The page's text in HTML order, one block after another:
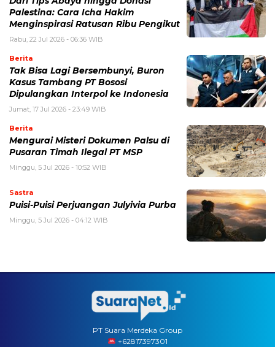
Palestina: Cara Icha Hakim
Menginspirasi Ratusan Ribu Pengikut
Rabu, 22 Jul 2026 - 06:36 WIB
Berita
Tak Bisa Lagi Bersembunyi, Buron
Kasus Tambang PT Bososi
Dipulangkan Interpol ke Indonesia
Jumat, 17 Jul 2026 - 23:49 WIB
Berita
Mengurai Misteri Dokumen Palsu di
Pusaran Timah Ilegal PT MSP
Minggu, 5 Jul 2026 - 10:52 WIB
Sastra
Puisi-Puisi Perjuangan Julyivia Purba
Minggu, 5 Jul 2026 - 04:12 WIB
PT Suara Merdeka Group
‪+62817397301